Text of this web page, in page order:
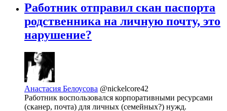
Работник отправил скан паспорта
родственника на личную почту, это
нарушение?
Анастасия Белоусова @nickelcore42
Работник воспользовался корпоративными ресурсами
(сканер, почта) для личных (семейных?) нужд.